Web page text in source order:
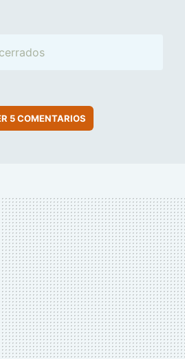
5 COMENTARIOS